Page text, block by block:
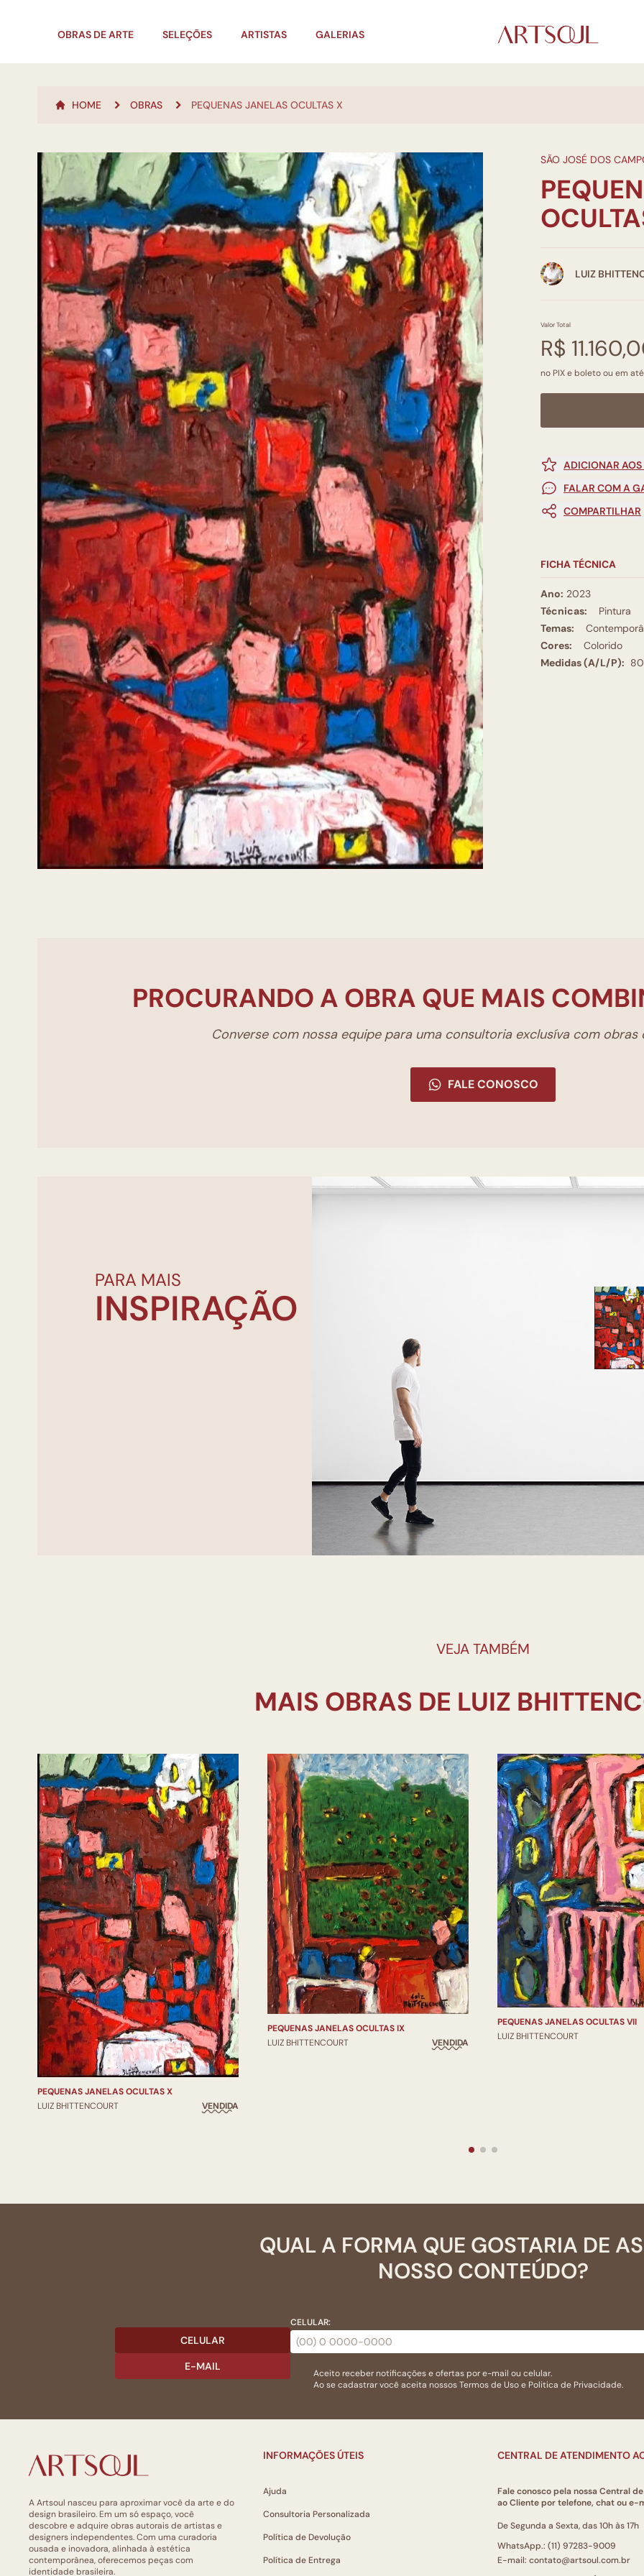
OBRAS DE ARTE SELEÇÕES ARTISTAS GALERIAS
HOME OBRAS PEQUENAS JANELAS OCULTAS X
SÃO JOSÉ DOS
LUIZ
Valor Total
R$
no PIX e boleto ou em até
ADICIONAR AOS
FALAR COM A
COMPARTILHAR
FICHA TÉCNICA
Ano: 2023
Técnicas:
Pintura
Temas:
Cores:
Colorido
Medidas (A/L/P):
PROCURANDO A OBRA QUE MAIS
Converse com nossa equipe para uma consultoria exclusíva com obras
FALE CONOSCO
PARA MAIS
INSPIRAÇÃO
VEJA TAMBÉM
PEQUENAS JANELAS OCULTAS X
LUIZ BHITTENCOURT
VENDIDA
PEQUENAS JANELAS OCULTAS IX
LUIZ BHITTENCOURT
VENDIDA
PEQUENAS JANELAS OCULTAS VII
LUIZ BHITTENCOURT
QUAL A FORMA QUE GOSTARIA DE
NOSSO CONTEÚDO?
CELULAR
E-MAIL
CELULAR:
Aceito receber notificações e ofertas por e-mail ou celular.
Ao se cadastrar você aceita nossosTermos de Usoe Politica de Privacidade.
A Artsoul nasceu para aproximar você da arte e do
design brasileiro. Em um só espaço, você
descobre e adquire obras autorais de artistas e
designers independentes. Com uma curadoria
ousada e inovadora, alinhada à estética
contemporânea, oferecemos peças com
identidade brasileira.
INFORMAÇÕES ÚTEIS
Ajuda
Consultoria Personalizada
Política de Devolução
Política de Entrega
CENTRAL DE ATENDIMENTO
Fale conosco pela nossa Central
ao Cliente por telefone, chat ou e-
De Segunda a Sexta, das 10h às 17h
WhatsApp.: (11) 97283-9009
E-mail: contato@artsoul.com.br